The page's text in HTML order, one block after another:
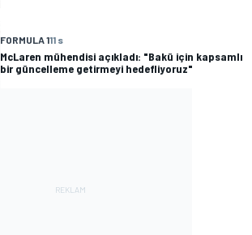
FORMULA 111 s
McLaren mühendisi açıkladı: "Bakü için kapsamlı
bir güncelleme getirmeyi hedefliyoruz"